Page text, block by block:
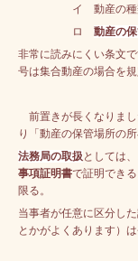
イ 動産の種
ロ 動産の
非常に読みにくい条文
号は集合動産の場合を規
前置きが長くなりまし
り「動産の保管場所の
法務局の取扱 としては
事項証明書で証明でき
限る。
当事者が任意に区分し
とかがよくあります）は